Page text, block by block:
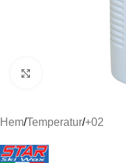
Click to enlarge
Hem/Temperatur/+02